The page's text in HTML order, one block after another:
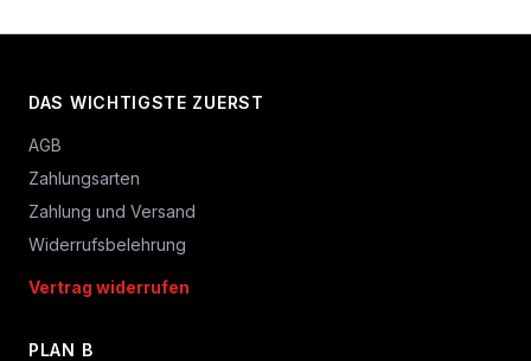
DAS WICHTIGSTE ZUERST
AGB
Zahlungsarten
Zahlung und Versand
Widerrufsbelehrung
Vertrag widerrufen
PLAN B